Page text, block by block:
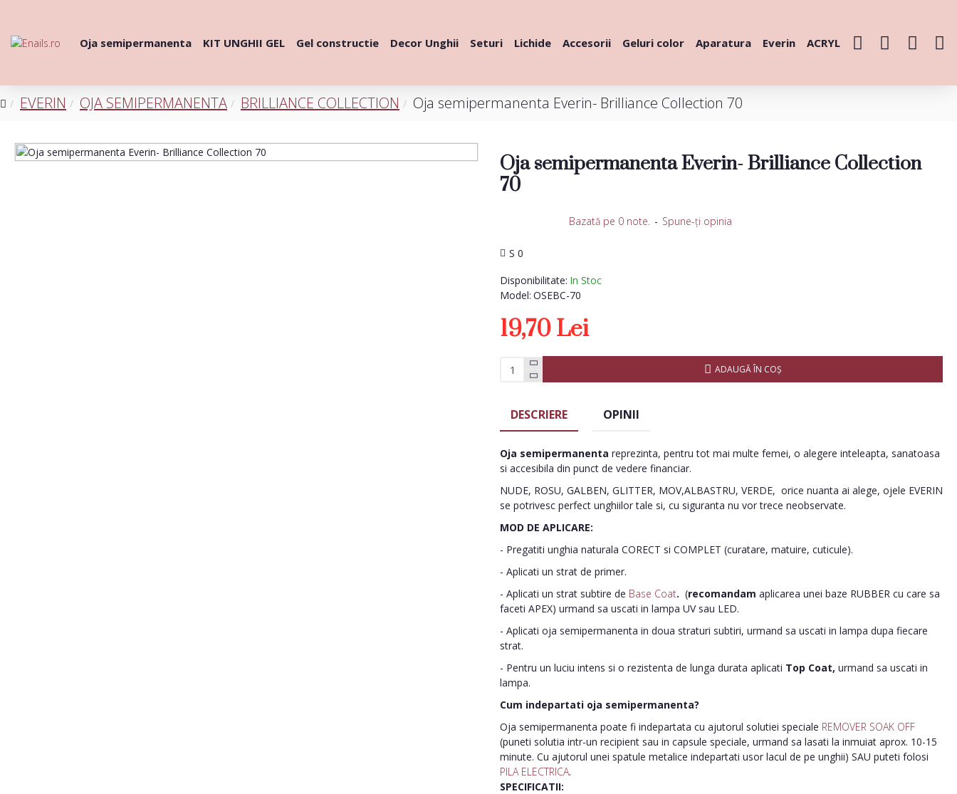
Oja semipermanenta KIT UNGHII GEL Gel constructie Decor Unghii Seturi Lichide Accesorii Geluri color Aparatura Everin ACRYL
EVERIN OJA SEMIPERMANENTA BRILLIANCE COLLECTION Oja semipermanenta Everin- Brilliance Collection 70
Oja semipermanenta Everin- Brilliance Collection
70
Disponibilitate: In Stoc
Model: OSEBC-70
S 0
Bazată pe 0 note. - Spune-ţi opinia
19,70 Lei
ADAUGĂ ÎN COŞ
DESCRIERE OPINII
Oja semipermanenta reprezinta, pentru tot mai multe femei, o alegere inteleapta, sanatoasa
si accesibila din punct de vedere financiar.
NUDE, ROSU, GALBEN, GLITTER, MOV,ALBASTRU, VERDE, orice nuanta ai alege, ojele EVERIN
se potrivesc perfect unghiilor tale si, cu siguranta nu vor trece neobservate.
MOD DE APLICARE:
- Pregatiti unghia naturala CORECT si COMPLET (curatare, matuire, cuticule).
- Aplicati un strat de primer.
- Aplicati un strat subtire de Base Coat. (recomandam aplicarea unei baze RUBBER cu care sa
faceti APEX) urmand sa uscati in lampa UV sau LED.
- Aplicati oja semipermanenta in doua straturi subtiri, urmand sa uscati in lampa dupa fiecare
strat.
- Pentru un luciu intens si o rezistenta de lunga durata aplicati Top Coat, urmand sa uscati in
lampa.
Cum indepartati oja semipermanenta?
Oja semipermanenta poate fi indepartata cu ajutorul solutiei speciale REMOVER SOAK OFF
(puneti solutia intr-un recipient sau in capsule speciale, urmand sa lasati la inmuiat aprox. 10-15
minute. Cu ajutorul unei spatule metalice indepartati usor lacul de pe unghii) SAU puteti folosi
PILA ELECTRICA.
SPECIFICATII: